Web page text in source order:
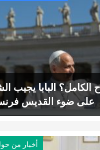
الكامل؟ البابا يجيب
على ضوء القديس
أخبار من